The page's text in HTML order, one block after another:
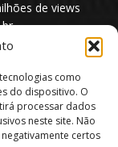
como
do dispositivo. O
processar dados
neste site. Não
certos
de views